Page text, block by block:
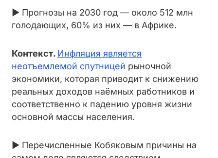
► Прогнозы на 2030 год — около 512 млн
голодающих, 60% из них — в Африке.
Контекст. Инфляция является
неотъемлемой спутницей рыночной
экономики, которая приводит к снижению
реальных доходов наёмных работников и
соответственно к падению уровня жизни
основной массы населения.
► Перечисленные Кобяковым причины на